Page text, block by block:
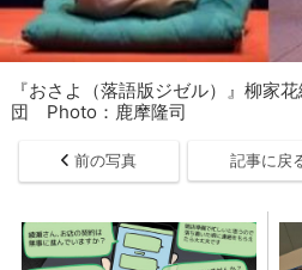
『おさよ（落語版ジゼル）』柳家
団 Photo：鹿摩隆司
前の写真 記事に戻